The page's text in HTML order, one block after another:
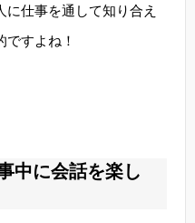
仕事を通して知り合え
すよね！
中に会話を楽し